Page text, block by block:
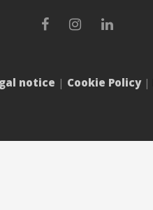
notice | Cookie Policy|